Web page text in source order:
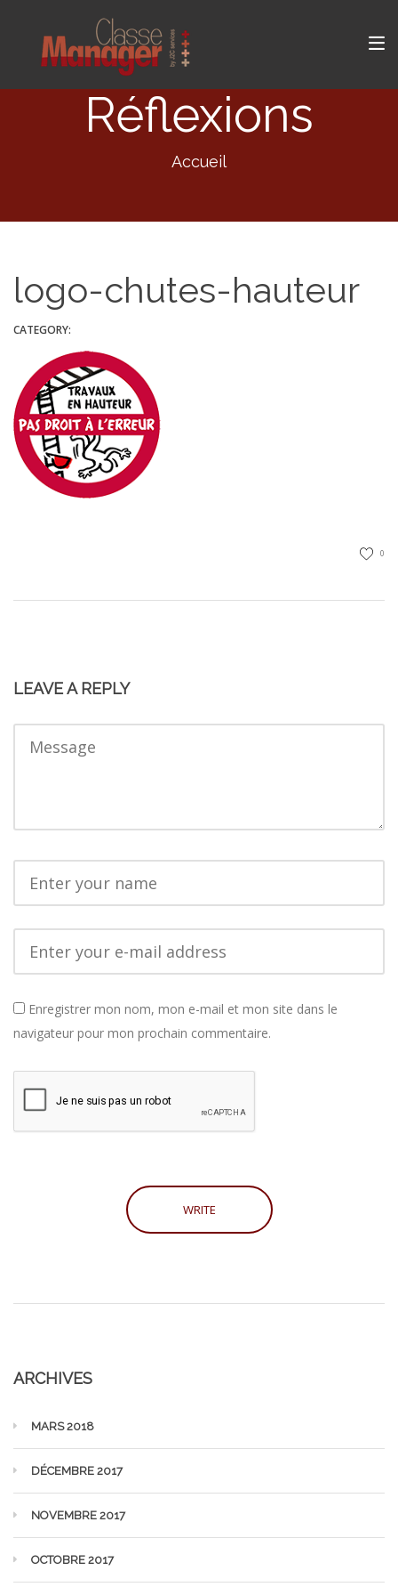
Réflexions
Accueil
logo-chutes-hauteur
CATEGORY:
0
LEAVE A REPLY
Enregistrer mon nom, mon e-mail et mon site dans le
navigateur pour mon prochain commentaire.
ARCHIVES
MARS 2018
DÉCEMBRE 2017
NOVEMBRE 2017
OCTOBRE 2017